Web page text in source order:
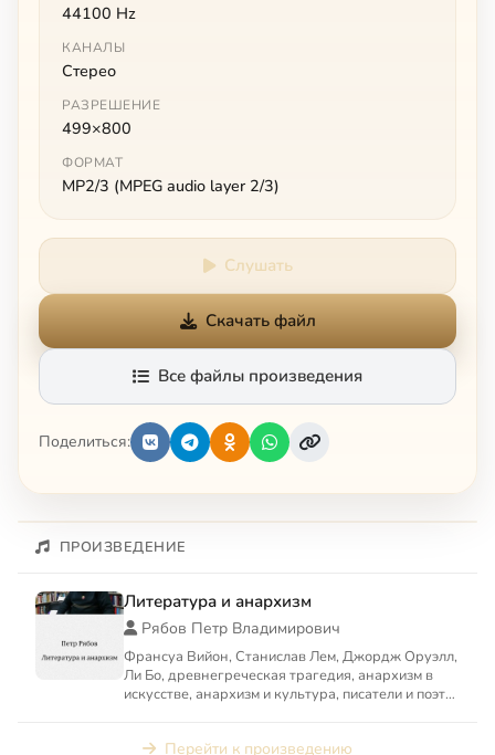
44100 Hz
КАНАЛЫ
Стерео
РАЗРЕШЕНИЕ
499×800
ФОРМАТ
MP2/3 (MPEG audio layer 2/3)
Слушать
Скачать файл
Все файлы произведения
Поделиться:
ПРОИЗВЕДЕНИЕ
Литература и анархизм
Рябов Петр Владимирович
Франсуа Вийон, Станислав Лем, Джордж Оруэлл,
Ли Бо, древнегреческая трагедия, анархизм в
искусстве, анархизм и культура, писатели и поэты
Перейти к произведению